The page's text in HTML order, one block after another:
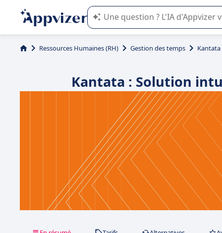
L'IA de Appvizer vous guide dans
Ressources Humaines (RH) Gestion des temps Kantata
Kantata : Solution